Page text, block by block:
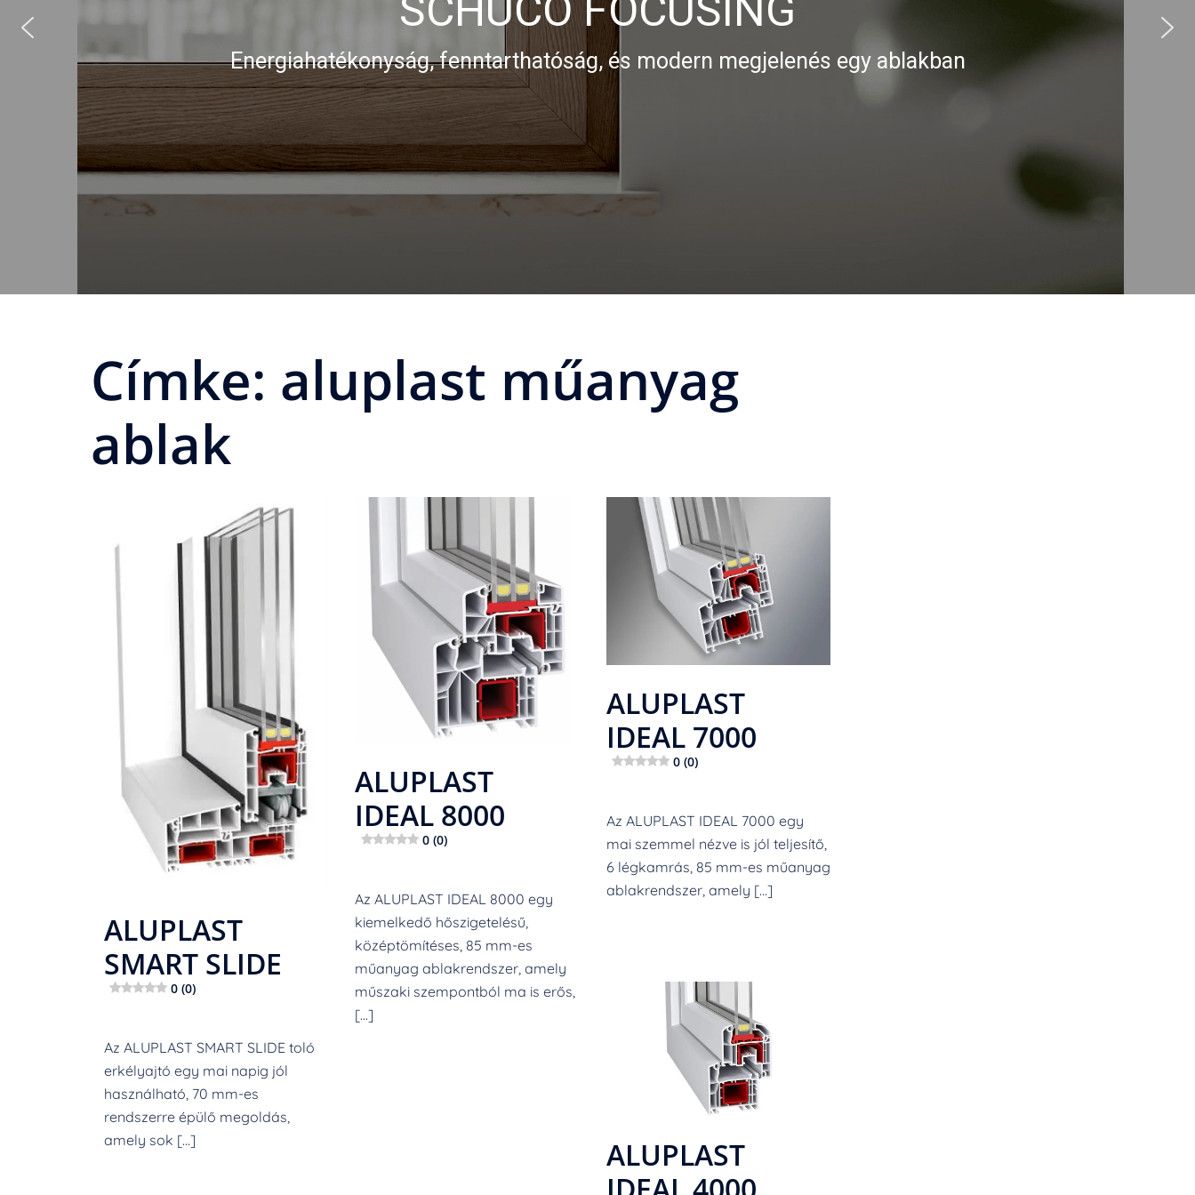
SCHÜCO FOCUSING
Energiahatékonyság, fenntarthatóság, és modern megjelenés egy ablakban
Címke: aluplast műanyag
ablak
ALUPLAST
SMART SLIDE
0 (0)
Az ALUPLAST SMART SLIDE toló
erkélyajtó egy mai napig jól
használható, 70 mm-es
rendszerre épülő megoldás,
amely sok […]
ALUPLAST
IDEAL 8000
0 (0)
Az ALUPLAST IDEAL 8000 egy
kiemelkedő hőszigetelésű,
középtömítéses, 85 mm-es
műanyag ablakrendszer, amely
műszaki szempontból ma is erős,
[…]
ALUPLAST
IDEAL 7000
0 (0)
Az ALUPLAST IDEAL 7000 egy
mai szemmel nézve is jól teljesítő,
6 légkamrás, 85 mm-es műanyag
ablakrendszer, amely […]
ALUPLAST